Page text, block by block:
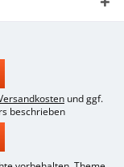
und ggf.
beschrieben